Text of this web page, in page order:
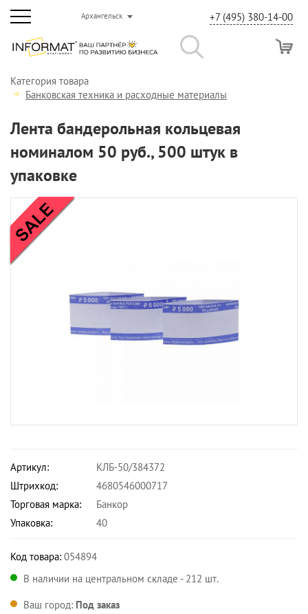
Архангельск +7 (495) 380-14-00
Категория товара
Банковская техника и расходные материалы
Лента бандерольная кольцевая
номиналом 50 руб., 500 штук в
упаковке
Артикул:
КЛБ-50/384372
Штрихкод:
4680546000717
Торговая марка:
Банкор
Упаковка:
40
Код товара: 054894
В наличии на центральном складе - 212 шт.
Ваш город: Под заказ